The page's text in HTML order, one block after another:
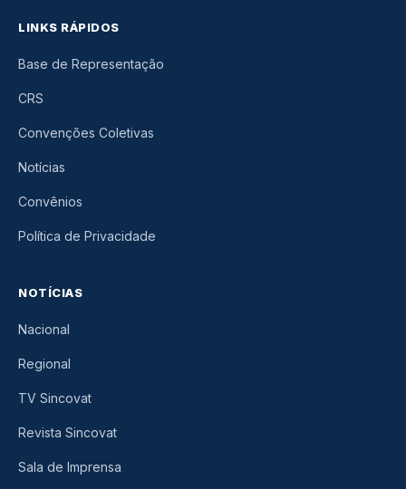
LINKS RÁPIDOS
Base de Representação
CRS
Convenções Coletivas
Notícias
Convênios
Política de Privacidade
NOTÍCIAS
Nacional
Regional
TV Sincovat
Revista Sincovat
Sala de Imprensa